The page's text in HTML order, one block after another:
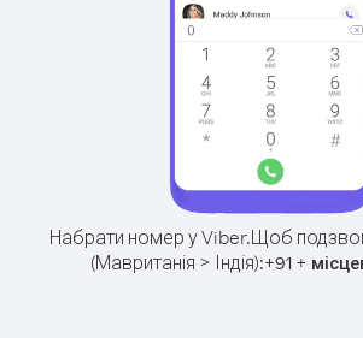
Набрати номер у Viber.Щоб
(Мавританія > Індія):+91+